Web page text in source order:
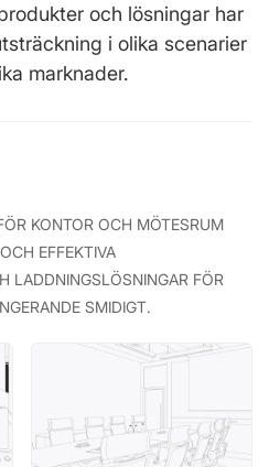
och lösningar har
i olika scenarier
marknader.
KONTOR OCH MÖTESRUM
EFFEKTIVA
LADDNINGSLÖSNINGAR FÖR
SMIDIGT.